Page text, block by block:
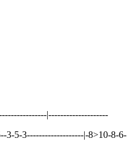
|--------------------
3-5-3-------------------|-8>10-8-6-